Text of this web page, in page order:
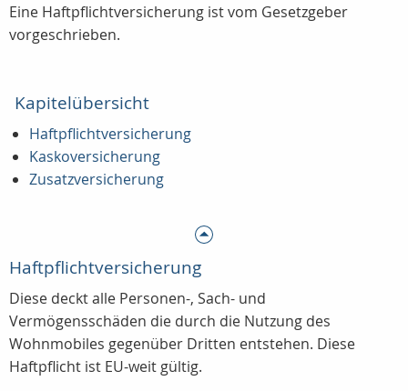
Eine Haftpflichtversicherung ist vom Gesetzgeber
vorgeschrieben.
Kapitelübersicht
Haftpflichtversicherung
Kaskoversicherung
Zusatzversicherung
Haftpflichtversicherung
Diese deckt alle Personen-, Sach- und
Vermögensschäden die durch die Nutzung des
Wohnmobiles gegenüber Dritten entstehen. Diese
Haftpflicht ist EU-weit gültig.